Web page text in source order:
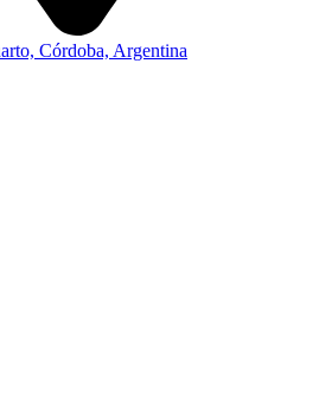
Córdoba, Argentina